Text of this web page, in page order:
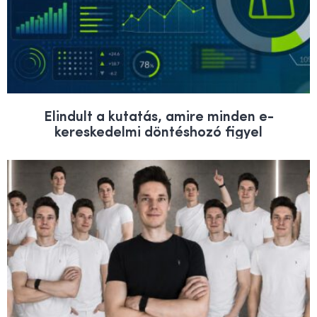
Elindult a kutatás, amire minden e-
kereskedelmi döntéshozó figyel